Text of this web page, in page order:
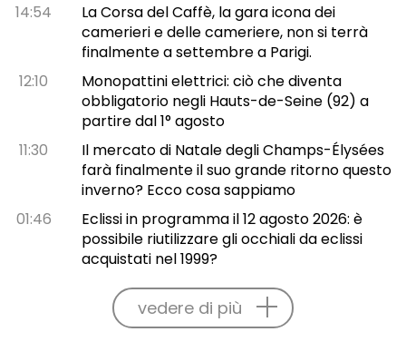
14:54
La Corsa del Caffè, la gara icona dei
camerieri e delle cameriere, non si terrà
finalmente a settembre a Parigi.
12:10
Monopattini elettrici: ciò che diventa
obbligatorio negli Hauts-de-Seine (92) a
partire dal 1° agosto
11:30
Il mercato di Natale degli Champs-Élysées
farà finalmente il suo grande ritorno questo
inverno? Ecco cosa sappiamo
01:46
Eclissi in programma il 12 agosto 2026: è
possibile riutilizzare gli occhiali da eclissi
acquistati nel 1999?
vedere di più